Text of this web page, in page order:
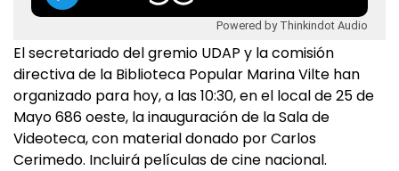
Powered by Thinkindot Audio
El secretariado del gremio UDAP y la comisión
directiva de la Biblioteca Popular Marina Vilte han
organizado para hoy, a las 10:30, en el local de 25 de
Mayo 686 oeste, la inauguración de la Sala de
Videoteca, con material donado por Carlos
Cerimedo. Incluirá películas de cine nacional.